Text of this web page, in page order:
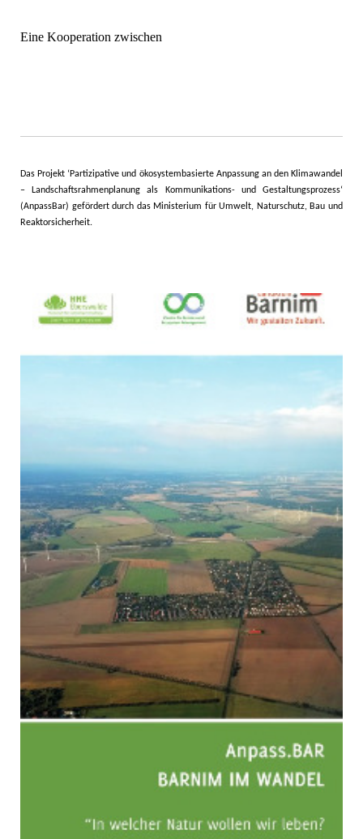
Eine Kooperation zwischen
Das Projekt ‘Partizipative und ökosystembasierte Anpassung an den Klimawandel
– Landschaftsrahmenplanung als Kommunikations- und Gestaltungsprozess‘
(AnpassBar) gefördert durch das Ministerium für Umwelt, Naturschutz, Bau und
Reaktorsicherheit.